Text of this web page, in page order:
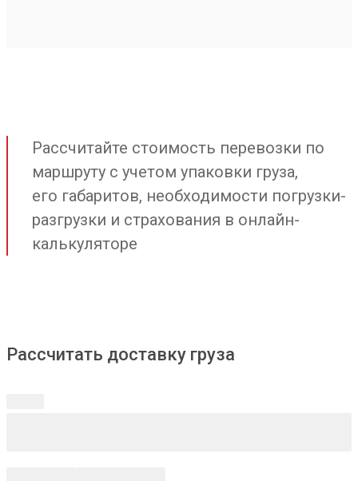
Рассчитайте стоимость перевозки по
маршруту с учетом упаковки груза,
его габаритов, необходимости погрузки-
разгрузки и страхования в онлайн-
калькуляторе
Рассчитать доставку груза